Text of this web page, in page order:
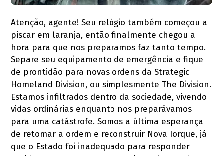
Atenção, agente! Seu relógio também começou a
piscar em laranja, então finalmente chegou a
hora para que nos preparamos faz tanto tempo.
Separe seu equipamento de emergência e fique
de prontidão para novas ordens da Strategic
Homeland Division, ou simplesmente The Division.
Estamos infiltrados dentro da sociedade, vivendo
vidas ordinárias enquanto nos preparávamos
para uma catástrofe. Somos a última esperança
de retomar a ordem e reconstruir Nova Iorque, já
que o Estado foi inadequado para responder